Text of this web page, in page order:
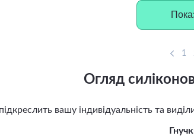
1
Огляд
вашу індивідуальність та